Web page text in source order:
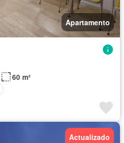
Apartamento
60 m²
Actualizado